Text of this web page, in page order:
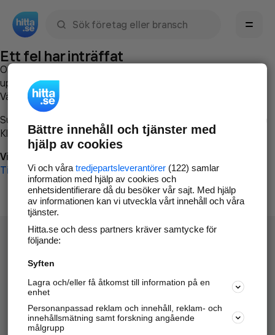
Ett fel har inträffat
Om du vill kan du
uppstod så att vi lättare och snabbare kan avhjälpa det.
Vänligen försök med följande:
Surfa till
Klicka påTillbaka-knappen i webbläsaren och försök igen
Vi beklagar besväret!
Till startsidan
Hitta.se - Gratis nummerupplysning.
Sök företag, personer och platser.
Hitta telefonnummer, adresser, företagsinfo mm.
Bättre innehåll och tjänster med
hjälp av cookies
Vi och våra tredjepartsleverantörer(122) samlar
information med hjälp av cookies och
enhetsidentifierare då du besöker vår sajt. Med hjälp
av informationen kan vi utveckla vårt innehåll och våra
tjänster.
Hitta.se och dess partners kräver samtycke för
följande:
Syften
Lagra och/eller få åtkomst till information på en
enhet
Personanpassad reklam och innehåll, reklam- och
innehållsmätning samt forskning angående
målgrupp